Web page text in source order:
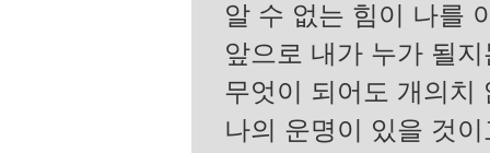
알 수 없는 힘이 나를
앞으로 내가 누가 될
무엇이 되어도 개의치
나의 운명이 있을 것이